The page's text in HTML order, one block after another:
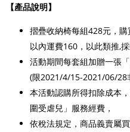
【產品說明】
摺疊收納椅每組428元，購
以內運費160 ，以此類推,
活動期間每套組加贈一張
(限2021/4/15-2021/06/28
本活動認購所得扣除成本
圍受虐兒」服務經費，
依稅法規定，商品義賣屬